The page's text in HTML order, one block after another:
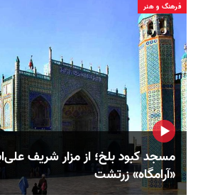
فرهنگ و هنر
مسجد کبود بلخ؛ از مزار شریف
«آرامگاه» زرتشت